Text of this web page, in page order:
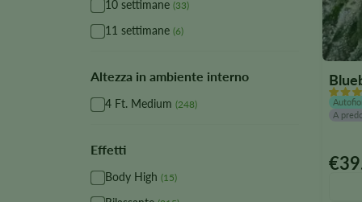
10 settimane (33)
11 settimane (6)
Altezza in ambiente interno
4 Ft. Medium (248)
Effetti
Body High (15)
A
€